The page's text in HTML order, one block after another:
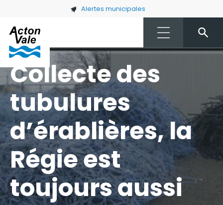
Skip to main content Alertes municipales
Collecte des
tubulures
d’érablières, la
Régie est
toujours aussi